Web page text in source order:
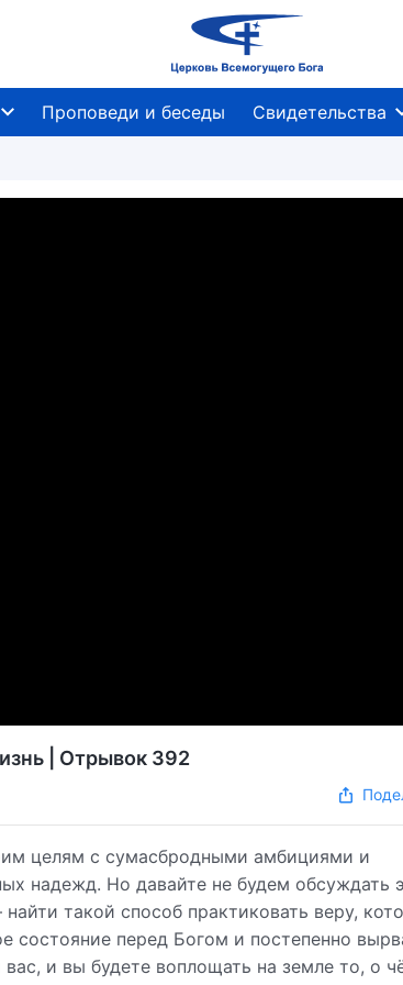
Проповеди и беседы Свидетельства
| Отрывок 392
целям с сумасбродными амбициями и
надежд. Но давайте не будем обсуждать
такой способ практиковать веру,
состояние перед Богом и постепенно
и вы будете воплощать на земле то, о